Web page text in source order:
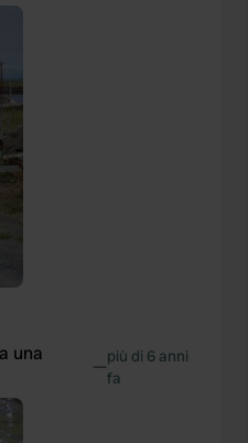
una
—più di 6 anni
fa